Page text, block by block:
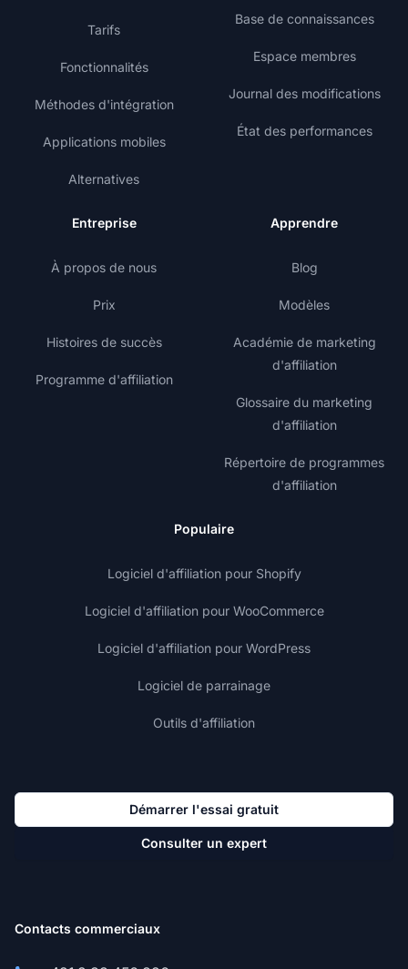
Tarifs
Fonctionnalités
Méthodes d'intégration
Applications mobiles
Alternatives
Base de connaissances
Espace membres
Journal des modifications
État des performances
Entreprise
À propos de nous
Prix
Histoires de succès
Programme d'affiliation
Apprendre
Blog
Modèles
Académie de marketing
d'affiliation
Glossaire du marketing
d'affiliation
Répertoire de programmes
d'affiliation
Populaire
Logiciel d'affiliation pour Shopify
Logiciel d'affiliation pour WooCommerce
Logiciel d'affiliation pour WordPress
Logiciel de parrainage
Outils d'affiliation
Démarrer l'essai gratuit
Consulter un expert
Contacts commerciaux